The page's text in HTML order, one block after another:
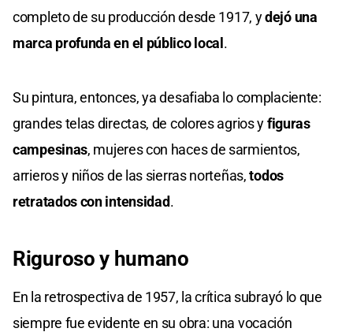
completo de su producción desde 1917, ydejó una
marca profunda en el público local .
Su pintura, entonces, ya desafiaba lo complaciente:
grandes telas directas, de colores agrios yfiguras
campesinas, mujeres con haces de sarmientos,
arrieros y niños de las sierras norteñas,todos
retratados con intensidad.
Riguroso y humano
En la retrospectiva de 1957, la crítica subrayó lo que
siempre fue evidente en su obra: una vocación